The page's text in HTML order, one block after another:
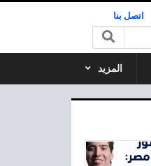
اتصل بنا
المزيد